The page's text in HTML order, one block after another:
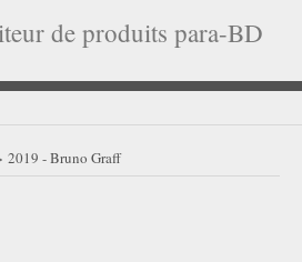
de produits para-BD
2019 - Bruno Graff